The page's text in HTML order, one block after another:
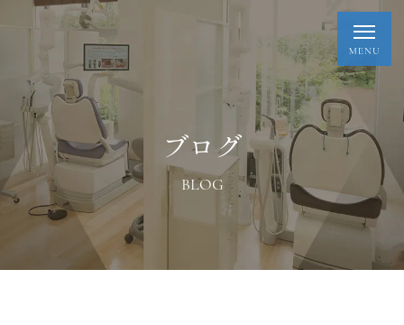
ブログ
BLOG